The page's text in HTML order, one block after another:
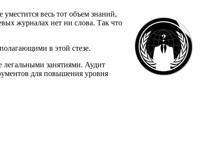
весь тот объем знаний,
журналах нет ни слова. Так что
в этой стезе.
легальными занятиями. Аудит
для повышения уровня